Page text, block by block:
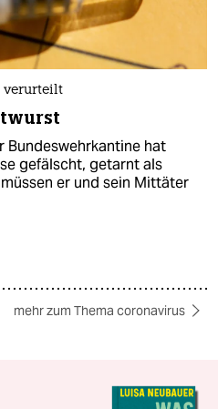
verurteilt
Bundeswehrkantine hat
gefälscht, getarnt als
er und sein Mittäter
mehr zum Thema coronavirus